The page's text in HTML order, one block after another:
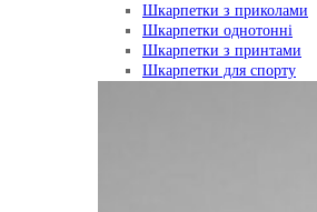
Шкарпетки з приколами
Шкарпетки однотонні
Шкарпетки з принтами
Шкарпетки для спорту